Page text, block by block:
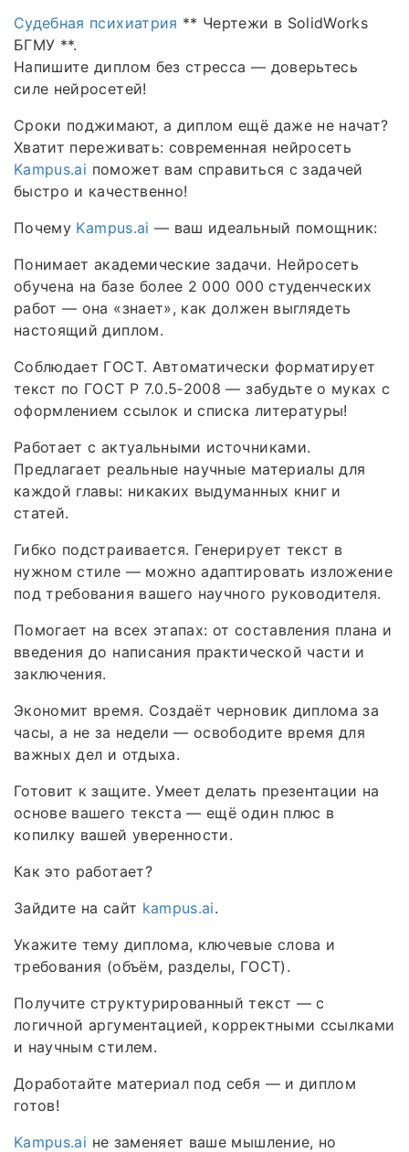
Судебная психиатрия ** Чертежи в SolidWorks
БГМУ **.
Напишите диплом без стресса — доверьтесь
силе нейросетей!
Сроки поджимают, а диплом ещё даже не начат?
Хватит переживать: современная нейросеть
Kampus.ai поможет вам справиться с задачей
быстро и качественно!
Почему Kampus.ai — ваш идеальный помощник:
Понимает академические задачи. Нейросеть
обучена на базе более 2 000 000 студенческих
работ — она «знает», как должен выглядеть
настоящий диплом.
Соблюдает ГОСТ. Автоматически форматирует
текст по ГОСТ Р 7.0.5‑2008 — забудьте о муках с
оформлением ссылок и списка литературы!
Работает с актуальными источниками.
Предлагает реальные научные материалы для
каждой главы: никаких выдуманных книг и
статей.
Гибко подстраивается. Генерирует текст в
нужном стиле — можно адаптировать изложение
под требования вашего научного руководителя.
Помогает на всех этапах: от составления плана и
введения до написания практической части и
заключения.
Экономит время. Создаёт черновик диплома за
часы, а не за недели — освободите время для
важных дел и отдыха.
Готовит к защите. Умеет делать презентации на
основе вашего текста — ещё один плюс в
копилку вашей уверенности.
Как это работает?
Зайдите на сайт kampus.ai.
Укажите тему диплома, ключевые слова и
требования (объём, разделы, ГОСТ).
Получите структурированный текст — с
логичной аргументацией, корректными ссылками
и научным стилем.
Доработайте материал под себя — и диплом
готов!
Kampus.ai не заменяет ваше мышление, но